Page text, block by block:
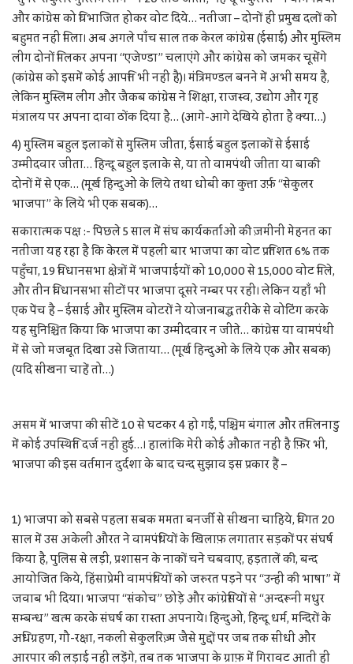
और कांग्रेस को विभाजित होकर वोट दिये… नतीजा – दोनों ही प्रमुख दलों को
बहुमत नहीं मिला। अब अगले पाँच साल तक केरल कांग्रेस (ईसाई) और मुस्लिम
लीग दोनों मिलकर अपना “एजेण्डा” चलाएंगे और कांग्रेस को जमकर चूसेंगे
(कांग्रेस को इसमें कोई आपत्ति भी नहीं है)। मंत्रिमण्डल बनने में अभी समय है,
लेकिन मुस्लिम लीग और जैकब कांग्रेस ने शिक्षा, राजस्व, उद्योग और गृह
मंत्रालय पर अपना दावा ठोंक दिया है… (आगे-आगे देखिये होता है क्या…)
4) मुस्लिम बहुल इलाकों से मुस्लिम जीता, ईसाई बहुल इलाकों से ईसाई
उम्मीदवार जीता… हिन्दू बहुल इलाके से, या तो वामपंथी जीता या बाकी
दोनों में से एक… (मूर्ख हिन्दुओं के लिये तथा धोबी का कुत्ता उर्फ़ “सेकुलर
भाजपा” के लिये भी एक सबक)…
सकारात्मक पक्ष :- पिछले 5 साल में संघ कार्यकर्ताओं की ज़मीनी मेहनत का
नतीजा यह रहा है कि केरल में पहली बार भाजपा का वोट प्रतिशत 6% तक
पहुँचा, 19 विधानसभा क्षेत्रों में भाजपाईयों को 10,000 से 15,000 वोट मिले,
और तीन विधानसभा सीटों पर भाजपा दूसरे नम्बर पर रही। लेकिन यहाँ भी
एक पेंच है – ईसाई और मुस्लिम वोटरों ने योजनाबद्ध तरीके से वोटिंग करके
यह सुनिश्चित किया कि भाजपा का उम्मीदवार न जीते… कांग्रेस या वामपंथी
में से जो मजबूत दिखा उसे जिताया… (मूर्ख हिन्दुओं के लिये एक और सबक)
(यदि सीखना चाहें तो…)
असम में भाजपा की सीटें 10 से घटकर 4 हो गईं, पश्चिम बंगाल और तमिलनाडु
में कोई उपस्थिति दर्ज नहीं हुई…। हालांकि मेरी कोई औकात नहीं है फ़िर भी,
भाजपा की इस वर्तमान दुर्दशा के बाद चन्द सुझाव इस प्रकार हैं –
1) भाजपा को सबसे पहला सबक ममता बनर्जी से सीखना चाहिये, विगत 20
साल में उस अकेली औरत ने वामपंथियों के खिलाफ़ लगातार सड़कों पर संघर्ष
किया है, पुलिस से लड़ी, प्रशासन के नाकों चने चबवाए, हड़तालें की, बन्द
आयोजित किये, हिंसाप्रेमी वामपंथियों को जरुरत पड़ने पर “उन्हीं की भाषा” में
जवाब भी दिया। भाजपा “संकोच” छोड़े और कांग्रेसियों से “अन्दरूनी मधुर
सम्बन्ध” खत्म करके संघर्ष का रास्ता अपनाये। हिन्दुओं, हिन्दू धर्म, मन्दिरों के
अधिग्रहण, गौ-रक्षा, नकली सेकुलरिज़्म जैसे मुद्दों पर जब तक सीधी और
आरपार की लड़ाई नहीं लड़ेंगे, तब तक भाजपा के ग्राफ़ में गिरावट आती ही